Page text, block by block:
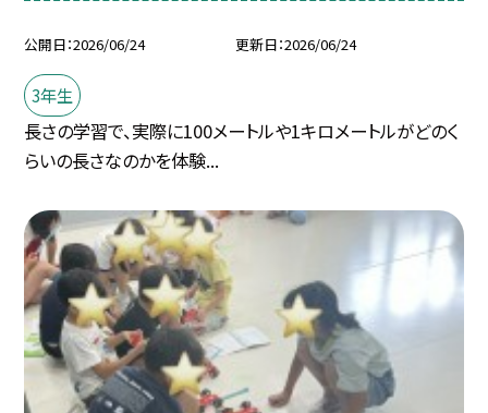
公開日 2026/06/24 更新日 2026/06/24
3年生
長さの学習で、実際に100メートルや1キロメートルがどのく
らいの長さなのかを体験...